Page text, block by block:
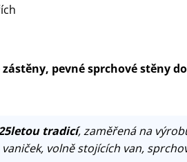
pevné sprchové stěny
tradicí, zaměřená na
volně stojících van,